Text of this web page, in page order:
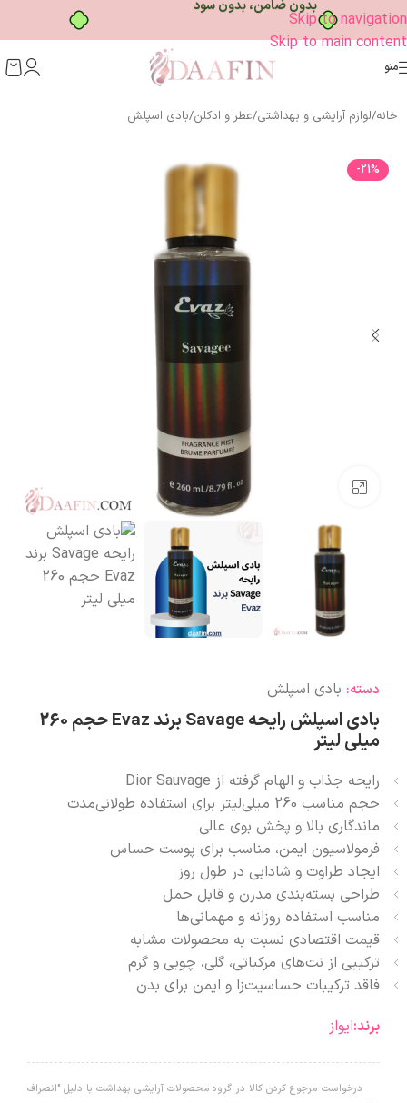
خرید قسطی با ترب‌پیSkip to navigation
Skip to main content
منو
خانه/لوازم آرایشی و بهداشتی/عطر و ادکلن/بادی اسپلش
-21%
دسته: بادی اسپلش
بادی اسپلش رایحه Savage برند Evaz حجم 260
میلی لیتر
رایحه جذاب و الهام گرفته از Dior Sauvage
حجم مناسب 260 میلی‌لیتر برای استفاده طولانی‌مدت
ماندگاری بالا و پخش بوی عالی
فرمولاسیون ایمن، مناسب برای پوست حساس
ایجاد طراوت و شادابی در طول روز
طراحی بسته‌بندی مدرن و قابل حمل
مناسب استفاده روزانه و مهمانی‌ها
قیمت اقتصادی نسبت به محصولات مشابه
ترکیبی از نت‌های مرکباتی، گلی، چوبی و گرم
فاقد ترکیبات حساسیت‌زا و ایمن برای بدن
برند:ایواز
درخواست مرجوع کردن کالا در گروه محصولات آرایشی بهداشت با دلیل "انصراف